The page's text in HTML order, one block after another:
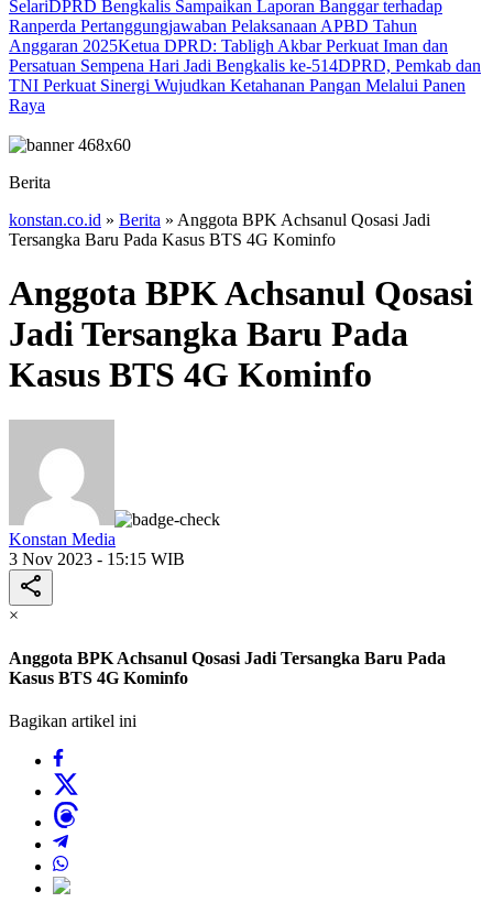
SelariDPRD Bengkalis Sampaikan Laporan Banggar terhadap
Ranperda Pertanggungjawaban Pelaksanaan APBD Tahun
Anggaran 2025Ketua DPRD: Tabligh Akbar Perkuat Iman dan
Persatuan Sempena Hari Jadi Bengkalis ke-514DPRD, Pemkab dan
TNI Perkuat Sinergi Wujudkan Ketahanan Pangan Melalui Panen
Raya
Berita
konstan.co.id » Berita » Anggota BPK Achsanul Qosasi Jadi
Tersangka Baru Pada Kasus BTS 4G Kominfo
Anggota BPK Achsanul Qosasi
Jadi Tersangka Baru Pada
Kasus BTS 4G Kominfo
Konstan Media
3 Nov 2023 - 15:15 WIB
×
Anggota BPK Achsanul Qosasi Jadi Tersangka Baru Pada
Kasus BTS 4G Kominfo
Bagikan artikel ini